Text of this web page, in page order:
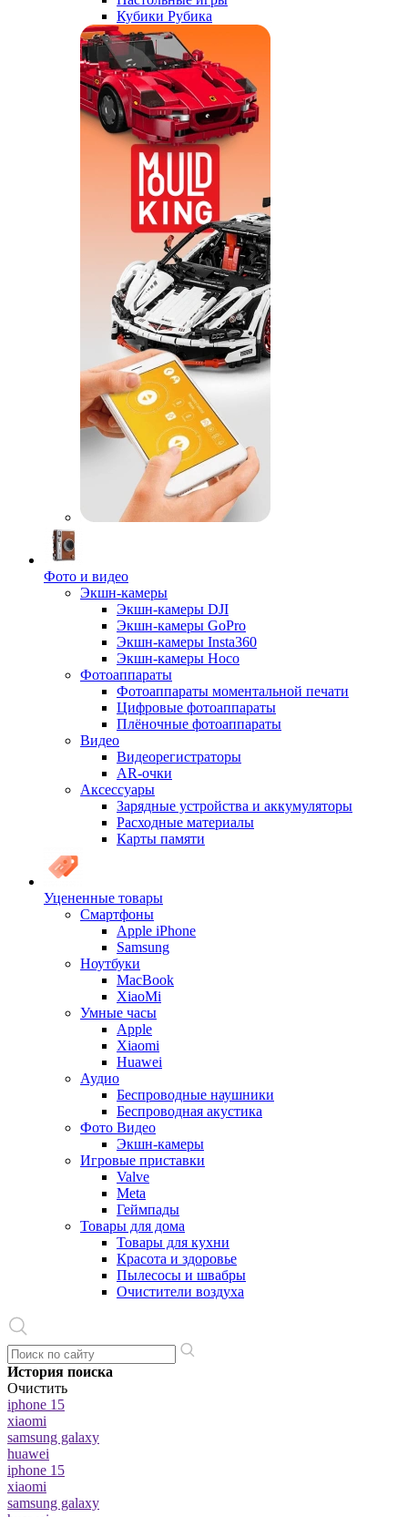
Кубики Рубика
Фото и видео
Экшн-камеры
Экшн-камеры DJI
Экшн-камеры GoPro
Экшн-камеры Insta360
Экшн-камеры Hoco
Фотоаппараты
Фотоаппараты моментальной печати
Цифровые фотоаппараты
Плёночные фотоаппараты
Видео
Видеорегистраторы
AR-очки
Аксессуары
Зарядные устройства и аккумуляторы
Расходные материалы
Карты памяти
Уцененные товары
Cмартфоны
Apple iPhone
Samsung
Ноутбуки
MacBook
XiaoMi
Умные часы
Apple
Xiaomi
Huawei
Аудио
Беспроводные наушники
Беспроводная акустика
Фото Видео
Экшн-камеры
Игровые приставки
Valve
Meta
Геймпады
Товары для дома
Товары для кухни
Красота и здоровье
Пылесосы и швабры
Очистители воздуха
История поиска
Очистить
iphone 15
xiaomi
samsung galaxy
huawei
iphone 15
xiaomi
samsung galaxy